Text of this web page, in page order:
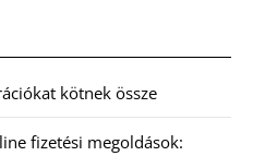
kötnek össze
fizetési megoldások: